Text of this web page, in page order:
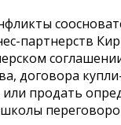
партнерств
договора
продать